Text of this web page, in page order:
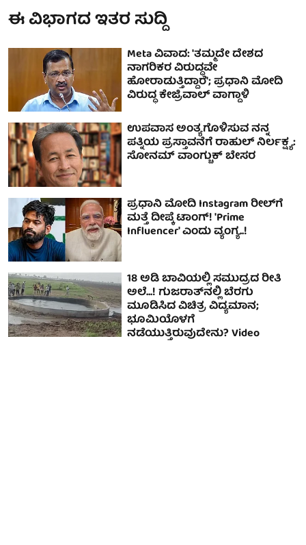
ಈ ವಿಭಾಗದ ಇತರ ಸುದ್ದಿ
Meta ವಿವಾದ: 'ತಮ್ಮದೇ ದೇಶದ
ನಾಗರಿಕರ ವಿರುದ್ಧವೇ
ಹೋರಾಡುತ್ತಿದ್ದಾರೆ'; ಪ್ರಧಾನಿ ಮೋದಿ
ವಿರುದ್ಧ ಕೇಜ್ರಿವಾಲ್‌ ವಾಗ್ದಾಳಿ
ಉಪವಾಸ ಅಂತ್ಯಗೊಳಿಸುವ ನನ್ನ
ಪತ್ನಿಯ ಪ್ರಸ್ತಾವನೆಗೆ ರಾಹುಲ್ ನಿರ್ಲಕ್ಷ್ಯ:
ಸೋನಮ್ ವಾಂಗ್ಚುಕ್ ಬೇಸರ
ಪ್ರಧಾನಿ ಮೋದಿ Instagram ರೀಲ್‌ಗೆ
ಮತ್ತೆ ದೀಪ್ಕೆ ಟಾಂಗ್‌! 'Prime
Influencer' ಎಂದು ವ್ಯಂಗ್ಯ..!
18 ಅಡಿ ಬಾವಿಯಲ್ಲಿ ಸಮುದ್ರದ ರೀತಿ
ಅಲೆ...! ಗುಜರಾತ್‌ನಲ್ಲಿ ಬೆರಗು
ಮೂಡಿಸಿದ ವಿಚಿತ್ರ ವಿದ್ಯಮಾನ;
ಭೂಮಿಯೊಳಗೆ
ನಡೆಯುತ್ತಿರುವುದೇನು? Video